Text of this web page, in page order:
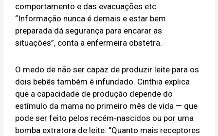
comportamento e das evacuações etc.
“Informação nunca é demais e estar bem
preparada dá segurança para encarar as
situações”, conta a enfermeira obstetra.
O medo de não ser capaz de produzir leite para os
dois bebês também é infundado. Cinthia explica
que a capacidade de produção depende do
estímulo da mama no primeiro mês de vida — que
pode ser feito pelos recém-nascidos ou por uma
bomba extratora de leite. “Quanto mais receptores